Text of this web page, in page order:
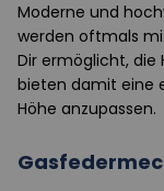
Moderne und
werden oftmals
Dir ermöglicht, die
bieten damit eine
Höhe anzupassen.